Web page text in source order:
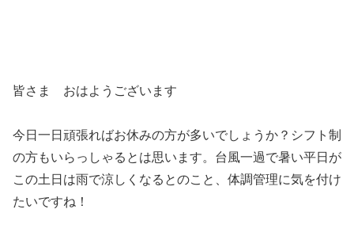
皆さま おはようございます
今日一日頑張ればお休みの方が多いでしょうか？シフト制
の方もいらっしゃるとは思います。台風一過で暑い平日が
この土日は雨で涼しくなるとのこと、体調管理に気を付け
たいですね！